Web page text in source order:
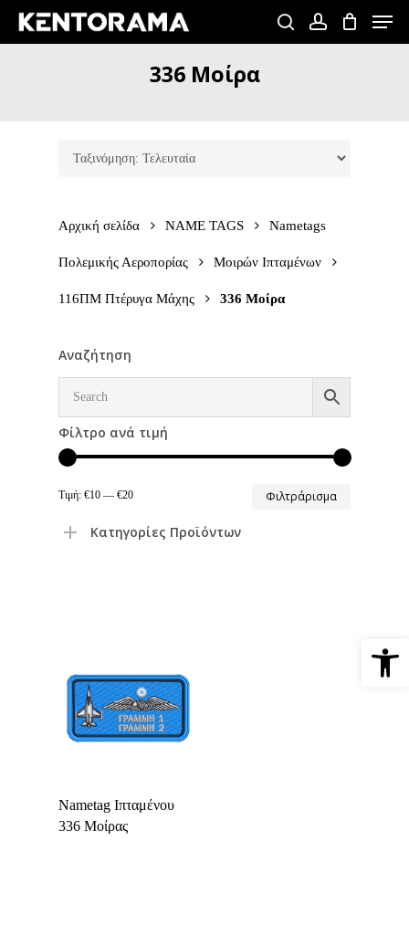
Skip
searchaccount
Menu
336 Μοίρα
Αρχική σελίδα NAME TAGS Nametags
Πολεμικής Αεροπορίας Μοιρών Ιπταμένων
116ΠΜ Πτέρυγα Μάχης 336 Μοίρα
Αναζήτηση
Φίλτρο ανά τιμή
Φιλτράρισμα
Τιμή: €10 — €20
Κατηγορίες Προϊόντων
Select Options
Nametag Ιπταμένου
336 Μοίρας